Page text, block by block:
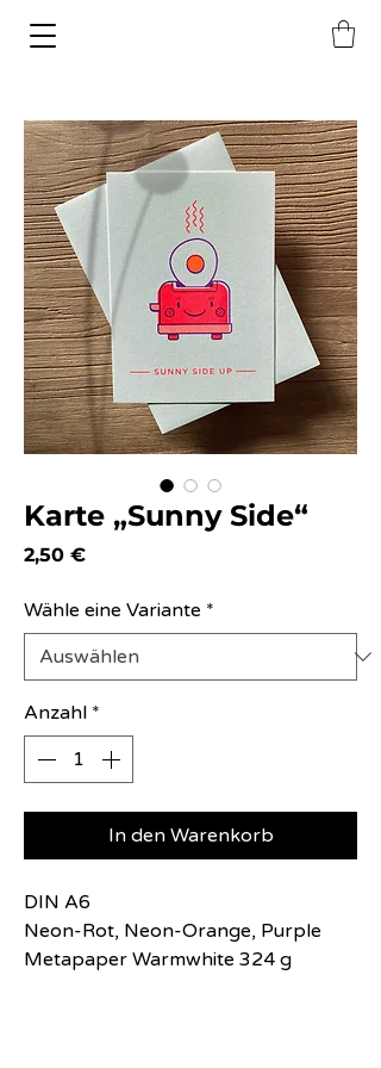
Karte „Sunny Side“
2,50 €Preis
Wähle eine Variante *
Anzahl *
In den Warenkorb
DIN A6
Neon-Rot, Neon-Orange, Purple
Metapaper Warmwhite 324 g